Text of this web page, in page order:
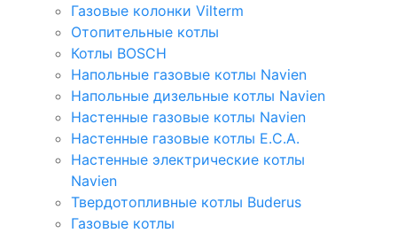
Газовые колонки Vilterm
Отопительные котлы
Котлы BOSCH
Напольные газовые котлы Navien
Напольные дизельные котлы Navien
Настенные газовые котлы Navien
Настенные газовые котлы E.C.A.
Настенные электрические котлы
Navien
Твердотопливные котлы Buderus
Газовые котлы